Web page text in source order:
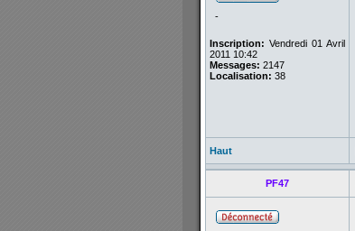
-
Inscription: Vendredi 01 Avril
2011 10:42
Messages: 2147
Localisation: 38
Haut
PF47